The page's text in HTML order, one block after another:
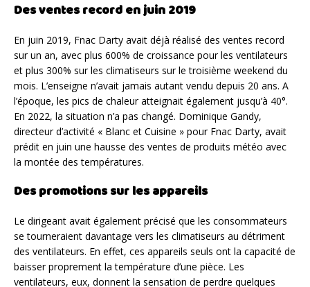
Des ventes record en juin 2019
En juin 2019, Fnac Darty avait déjà réalisé des ventes record
sur un an, avec plus 600% de croissance pour les ventilateurs
et plus 300% sur les climatiseurs sur le troisième weekend du
mois. L’enseigne n’avait jamais autant vendu depuis 20 ans. A
l’époque, les pics de chaleur atteignait également jusqu’à 40°.
En 2022, la situation n’a pas changé. Dominique Gandy,
directeur d’activité « Blanc et Cuisine » pour Fnac Darty, avait
prédit en juin une hausse des ventes de produits météo avec
la montée des températures.
Des promotions sur les appareils
Le dirigeant avait également précisé que les consommateurs
se tourneraient davantage vers les climatiseurs au détriment
des ventilateurs. En effet, ces appareils seuls ont la capacité de
baisser proprement la température d’une pièce. Les
ventilateurs, eux, donnent la sensation de perdre quelques